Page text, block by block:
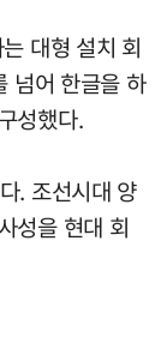
대형 설치 회
넘어 한글을 하
성했다.
. 조선시대 양
성을 현대 회